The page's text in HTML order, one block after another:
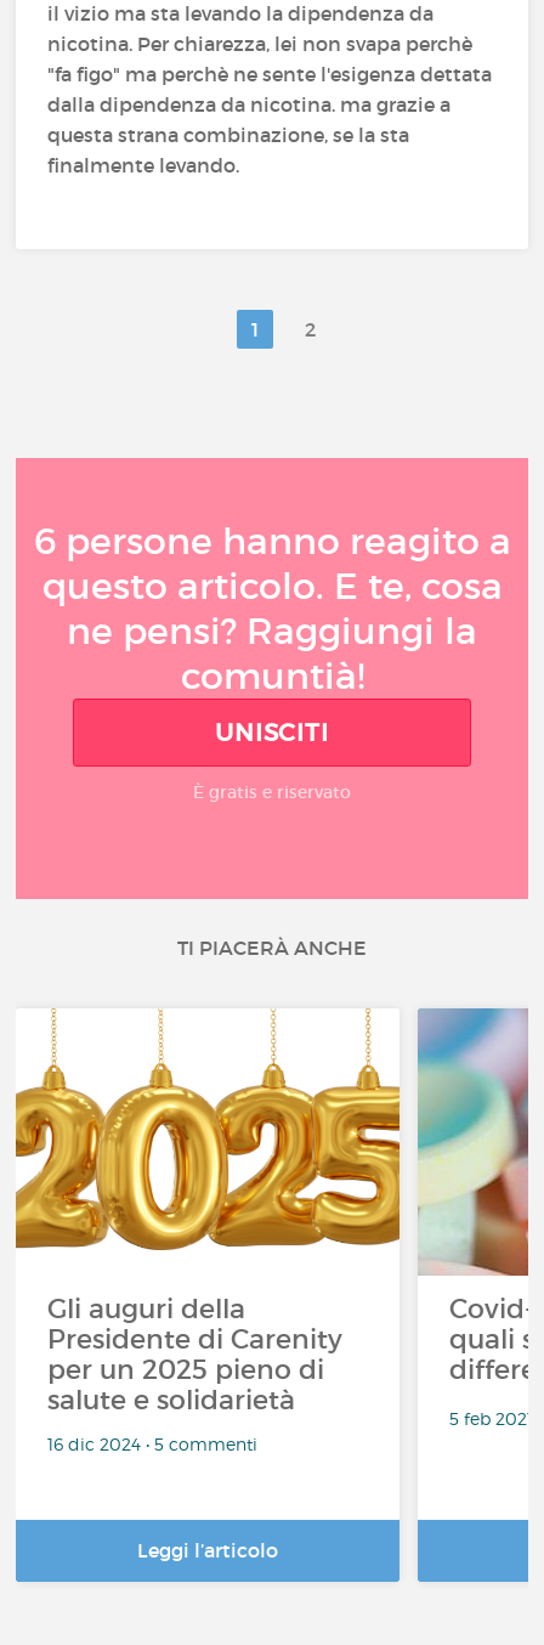
il vizio ma sta levando la dipendenza da
nicotina. Per chiarezza, lei non svapa perchè
"fa figo" ma perchè ne sente l'esigenza dettata
dalla dipendenza da nicotina. ma grazie a
questa strana combinazione, se la sta
finalmente levando.
1 2
6 persone hanno reagito a
questo articolo. E te, cosa
ne pensi? Raggiungi la
comuntià!
UNISCITI
È gratis e riservato
TI PIACERÀ ANCHE
Gli auguri della
Presidente di Carenity
per un 2025 pieno di
salute e solidarietà
16 dic 2024 • 5 commenti
Leggi l’articolo
Covid-
quali
5 feb 2021